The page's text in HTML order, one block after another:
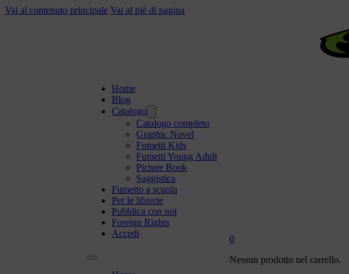
Vai al contenuto principale Vai al piè di pagina
Home
Blog
Catalogo
Catalogo completo
Graphic Novel
Fumetti Kids
Fumetti Young Adult
Picture Book
Saggistica
Fumetto a scuola
Per le librerie
Pubblica con noi
Foreign Rights
Accedi
0
Nessun prodotto nel carrello.